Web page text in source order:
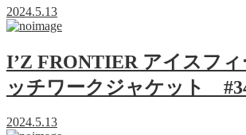
2024.5.13
I’Z FRONTIER アイスフ
ッチワークジャケット
2024.5.13